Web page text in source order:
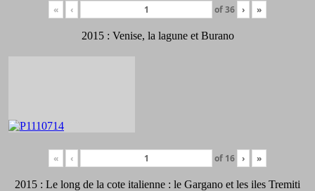
« ‹ of36 › »
2015 : Venise, la lagune et Burano
« ‹ of 16 › »
2015 : Le long de la cote italienne : le Gargano et les iles Tremiti